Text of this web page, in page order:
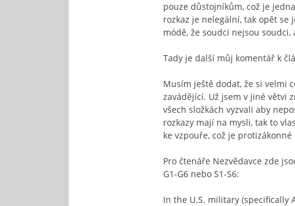
pouze důstojníkům, což je
rozkaz je nelegální, tak opět se
módě, že soudci nejsou
Tady je další můj komentář k
Musím ještě dodat, že si velmi
zavádějící. Už jsem v jiné větvi
všech složkách vyzvali aby
rozkazy mají na mysli, tak to
ke vzpouře, což je
Pro čtenáře Nezvědavce zde
G1-G6 nebo S1-S6:
In the U.S. military (specifically